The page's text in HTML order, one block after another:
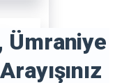
Ümraniye